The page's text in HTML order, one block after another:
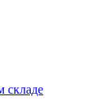
складе